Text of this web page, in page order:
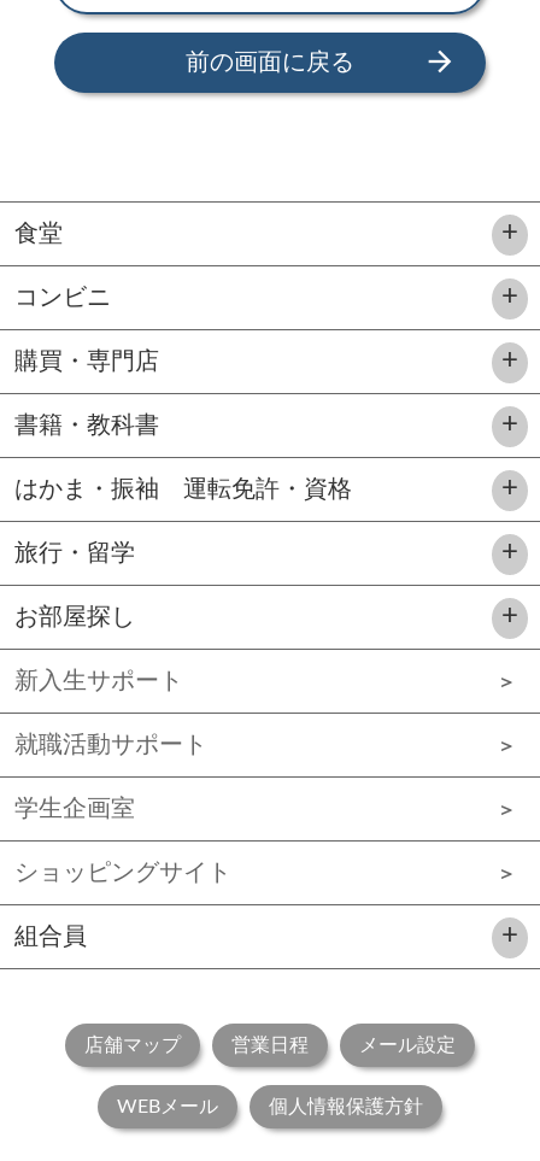
arrow_forward
前の画面に戻る
食堂
コンビニ
購買・専門店
書籍・教科書
はかま・振袖 運転免許・資格
旅行・留学
お部屋探し
新入生サポート
就職活動サポート
学生企画室
ショッピングサイト
組合員
店舗マップ 営業日程 メール設定
WEBメール 個人情報保護方針